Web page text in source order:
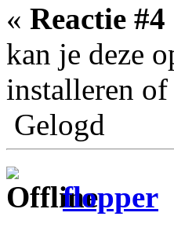
« Reactie
kan je deze
installeren
Gelogd
flopper